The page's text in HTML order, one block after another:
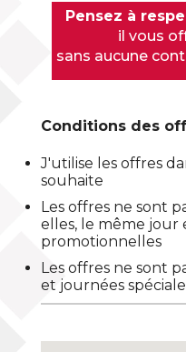
Pensez à
il vous
sans aucune
Conditions des
J'utilise les offres
souhaite
Les offres ne sont
elles, le même jour
promotionnelles
Les offres ne sont
et journées